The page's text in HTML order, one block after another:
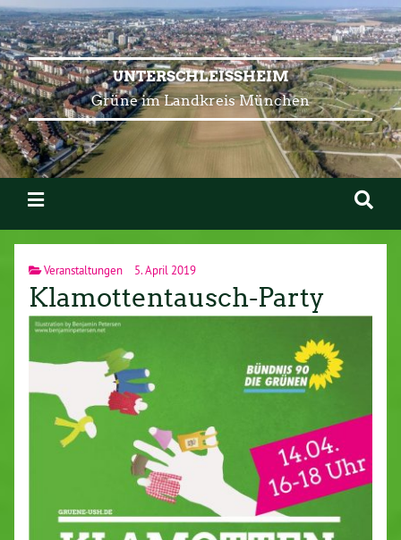
UNTERSCHLEISSHEIM
Grüne im Landkreis München
Veranstaltungen 5. April 2019
Klamottentausch-Party